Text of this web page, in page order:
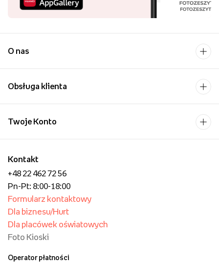
O nas
Obsługa klienta
Kontakt
+48 22 462 72 56
Pn-Pt: 8:00-18:00
Formularz kontaktowy
Dla biznesu/Hurt
Dla placówek oświatowych
Foto Kioski
Operator płatności
Twoje Konto